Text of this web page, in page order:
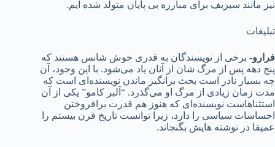
نیز مانند سیزیف برای مبارزه بی پایان متولد شده ایم.
تبلیغات
فرارو- برخی از نویسندگان به قدری خوش شانس هستند که
پنج دهه پس از مرگ شان از آنان یاد می‌شود. با این وجود، آن
چه بسیار نادر است بحث برانگیز ماندن نویسنده‌ای است که
مدت زمان زیادی از مرگ او می‌گذرد. “آلبر کامو” یکی از آن
استثناهاست نویسنده‌ای که هنوز هم قدرت برافروختن
احساسات سیاسی را دارد، زیرا توانست تاریخ قرن بیستم را
عمیقا در نوشته هایش بگنجاند.